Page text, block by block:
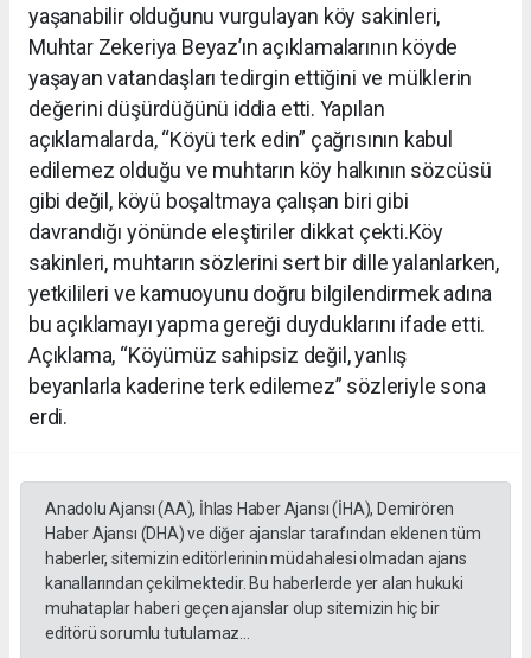
yaşanabilir olduğunu vurgulayan köy sakinleri,
Muhtar Zekeriya Beyaz’ın açıklamalarının köyde
yaşayan vatandaşları tedirgin ettiğini ve mülklerin
değerini düşürdüğünü iddia etti. Yapılan
açıklamalarda, “Köyü terk edin” çağrısının kabul
edilemez olduğu ve muhtarın köy halkının sözcüsü
gibi değil, köyü boşaltmaya çalışan biri gibi
davrandığı yönünde eleştiriler dikkat çekti.Köy
sakinleri, muhtarın sözlerini sert bir dille yalanlarken,
yetkilileri ve kamuoyunu doğru bilgilendirmek adına
bu açıklamayı yapma gereği duyduklarını ifade etti.
Açıklama, “Köyümüz sahipsiz değil, yanlış
beyanlarla kaderine terk edilemez” sözleriyle sona
erdi.
Anadolu Ajansı (AA), İhlas Haber Ajansı (İHA), Demirören
Haber Ajansı (DHA) ve diğer ajanslar tarafından eklenen tüm
haberler, sitemizin editörlerinin müdahalesi olmadan ajans
kanallarından çekilmektedir. Bu haberlerde yer alan hukuki
muhataplar haberi geçen ajanslar olup sitemizin hiç bir
editörü sorumlu tutulamaz...